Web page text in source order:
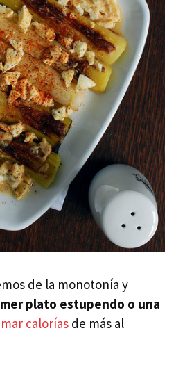
de la monotonía y
plato estupendo o una
calorías de más al